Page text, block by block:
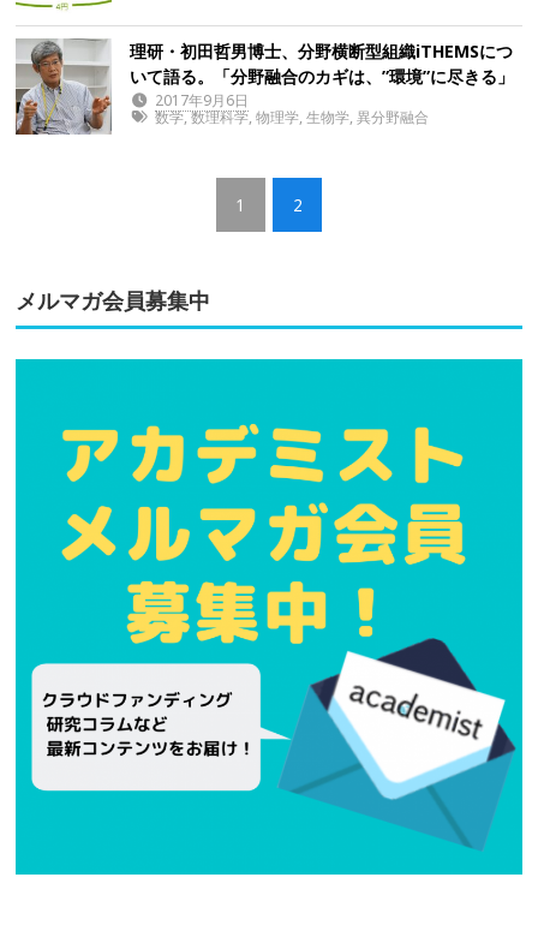
理研・初田哲男博士、分野横断型組織iTHEMSにつ
いて語る。「分野融合のカギは、”環境”に尽きる」
2017年9月6日
数学,数理科学, 物理学, 生物学, 異分野融合
1 2
メルマガ会員募集中